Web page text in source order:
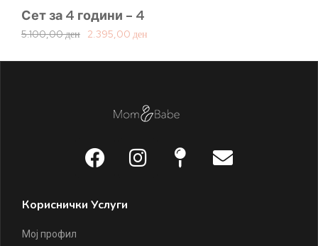
Сет за 4 години – 4
5.100,00ден 2.395,00 ден
Кориснички Услуги
Мој профил